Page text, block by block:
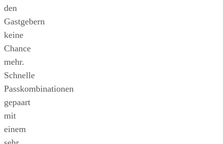
den
Gastgebern
keine
Chance
mehr.
Schnelle
Passkombinationen
gepaart
mit
einem